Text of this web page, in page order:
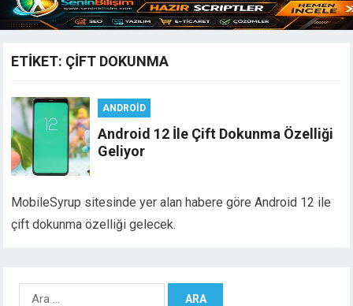
ETIKET: ÇIFT DOKUNMA
ANDROID
Android 12 İle Çift Dokunma Özelliği
Geliyor
MobileSyrup sitesinde yer alan habere göre Android 12 ile
çift dokunma özelliği gelecek.
Arama: